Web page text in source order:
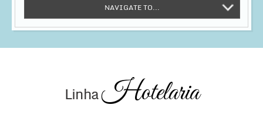
NAVIGATE TO...
LinhaHotelaria